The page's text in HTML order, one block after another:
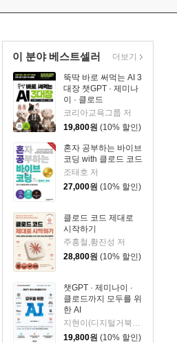
이 분야 베스트셀러
뚝딱 바로 써먹는 AI 3
대장 챗GPT · 제미나
이 · 클로드
코리아교육그룹 저
19,800원 (10% 할인)
혼자 공부하는 바이브
코딩 with 클로드 코드
조태호 저
27,000원 (10% 할인)
클로드 코드 제대로
시작하기
주홍철,황진성 저
28,800원 (10% 할인)
챗GPT · 제미나이 ·
클로드까지 모두를 위
한 AI
지현이(디지털거북이) 저
19,800원 (10% 할인)
더보기